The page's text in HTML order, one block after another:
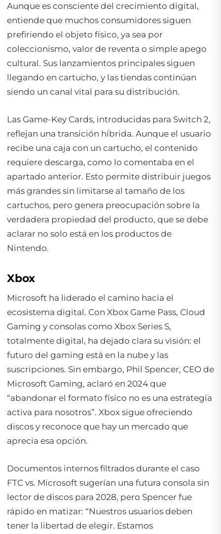
Aunque es consciente del crecimiento digital,
entiende que muchos consumidores siguen
prefiriendo el objeto físico, ya sea por
coleccionismo, valor de reventa o simple apego
cultural. Sus lanzamientos principales siguen
llegando en cartucho, y las tiendas continúan
siendo un canal vital para su distribución.
Las Game-Key Cards, introducidas para Switch 2,
reflejan una transición híbrida. Aunque el usuario
recibe una caja con un cartucho, el contenido
requiere descarga, como lo comentaba en el
apartado anterior. Esto permite distribuir juegos
más grandes sin limitarse al tamaño de los
cartuchos, pero genera preocupación sobre la
verdadera propiedad del producto, que se debe
aclarar no solo está en los productos de
Nintendo.
Xbox
Microsoft ha liderado el camino hacia el
ecosistema digital. Con Xbox Game Pass, Cloud
Gaming y consolas como Xbox Series S,
totalmente digital, ha dejado clara su visión: el
futuro del gaming está en la nube y las
suscripciones. Sin embargo, Phil Spencer, CEO de
Microsoft Gaming, aclaró en 2024 que
“abandonar el formato físico no es una estrategia
activa para nosotros”. Xbox sigue ofreciendo
discos y reconoce que hay un mercado que
aprecia esa opción.
Documentos internos filtrados durante el caso
FTC vs. Microsoft sugerían una futura consola sin
lector de discos para 2028, pero Spencer fue
rápido en matizar: “Nuestros usuarios deben
tener la libertad de elegir. Estamos